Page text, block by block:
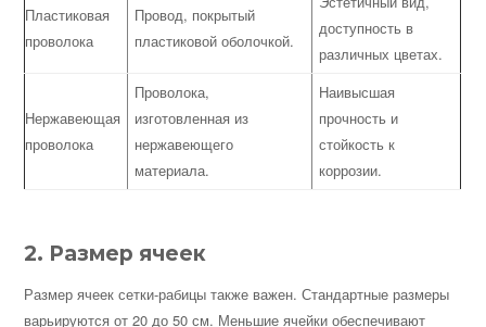
Пластиковая
проволока
Провод, покрытый
пластиковой оболочкой.
доступность в
различных цветах.
Нержавеющая
проволока
Проволока,
изготовленная из
нержавеющего
материала.
Наивысшая
прочность и
стойкость к
коррозии.
2. Размер ячеек
Размер ячеек сетки-рабицы также важен. Стандартные размеры
варьируются от 20 до 50 см. Меньшие ячейки обеспечивают